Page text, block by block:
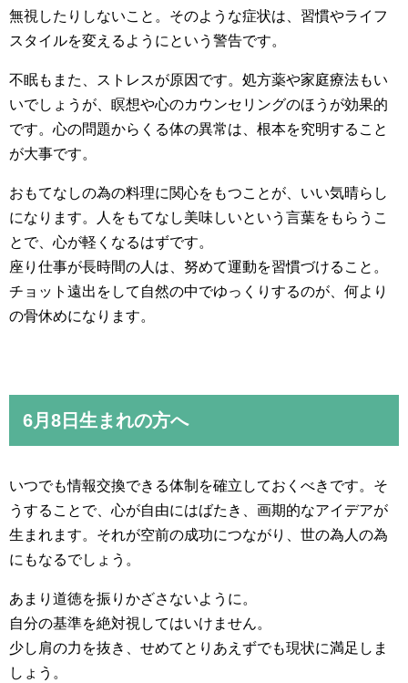
無視したりしないこと。そのような症状は、習慣やライフ
スタイルを変えるようにという警告です。
不眠もまた、ストレスが原因です。処方薬や家庭療法もい
いでしょうが、瞑想や心のカウンセリングのほうが効果的
です。心の問題からくる体の異常は、根本を究明すること
が大事です。
おもてなしの為の料理に関心をもつことが、いい気晴らし
になります。人をもてなし美味しいという言葉をもらうこ
とで、心が軽くなるはずです。
座り仕事が長時間の人は、努めて運動を習慣づけること。
チョット遠出をして自然の中でゆっくりするのが、何より
の骨休めになります。
6月8日生まれの方へ
いつでも情報交換できる体制を確立しておくべきです。そ
うすることで、心が自由にはばたき、画期的なアイデアが
生まれます。それが空前の成功につながり、世の為人の為
にもなるでしょう。
あまり道徳を振りかざさないように。
自分の基準を絶対視してはいけません。
少し肩の力を抜き、せめてとりあえずでも現状に満足しま
しょう。